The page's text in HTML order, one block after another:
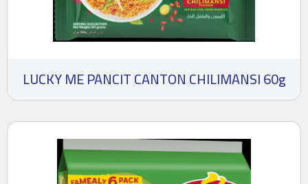
LUCKY ME PANCIT CANTON CHILIMANSI 60g